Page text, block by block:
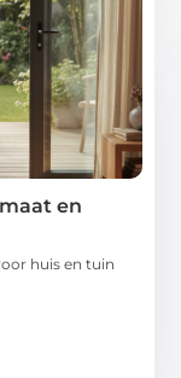
en
huis en tuin